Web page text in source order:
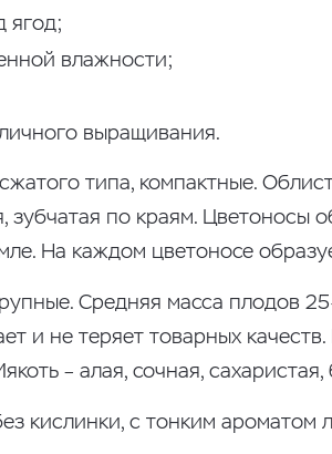
ягод;
влажности;
выращивания.
типа, компактные.
зубчатая по краям. Цветоносы
На каждом цветоносе
Средняя масса плодов
и не теряет товарных
– алая, сочная, сахаристая,
кислинки, с тонким ароматом